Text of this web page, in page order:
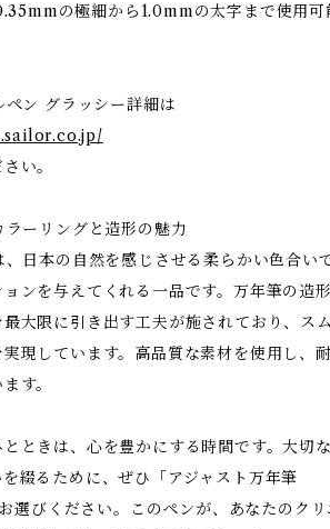
の極細から1.0mmの太字まで使用可
ン グラッシー詳細は
い。
ーリングと造形の魅力
、日本の自然を感じさせる柔らかい色合い
ンを与えてくれる一品です。万年筆の造形
大限に引き出す工夫が施されており、ス
現しています。高品質な素材を使用し、
す。
ときは、心を豊かにする時間です。大切
綴るために、ぜひ「アジャスト万年筆
選びください。このペンが、あなたのクリ